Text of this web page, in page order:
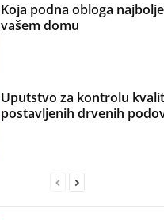
Koja podna obloga
vašem domu
Uputstvo za kontrolu
postavljenih drvenih